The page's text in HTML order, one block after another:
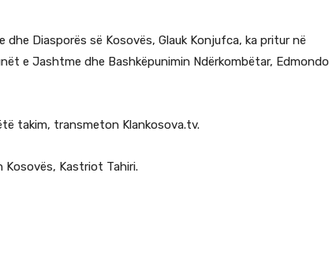
Diasporës së Kosovës, Glauk Konjufca, ka pritur në
e Jashtme dhe Bashkëpunimin Ndërkombëtar, Edmondo
takim, transmeton Klankosova.tv.
Kosovës, Kastriot Tahiri.